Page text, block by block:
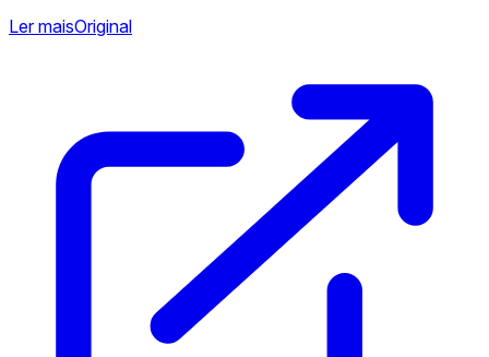
Ler maisOriginal